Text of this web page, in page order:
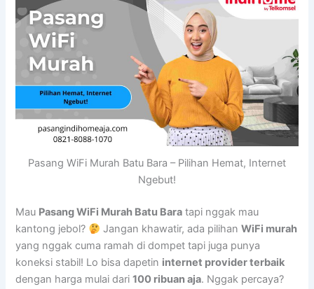
Pasang WiFi Murah Batu Bara – Pilihan Hemat, Internet
Ngebut!
Mau Pasang WiFi Murah Batu Bara tapi nggak mau
kantong jebol?
Jangan khawatir, ada pilihanWiFi murah
yang nggak cuma ramah di dompet tapi juga punya
koneksi stabil! Lo bisa dapetin internet provider terbaik
dengan harga mulai dari100 ribuan aja. Nggak percaya?